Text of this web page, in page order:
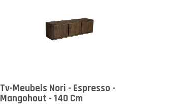
Tv-Meubels Nori - Espresso -
Mangohout - 140 Cm